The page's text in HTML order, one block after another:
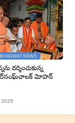
NEWS
దర్శించుకున్న
మోహన్